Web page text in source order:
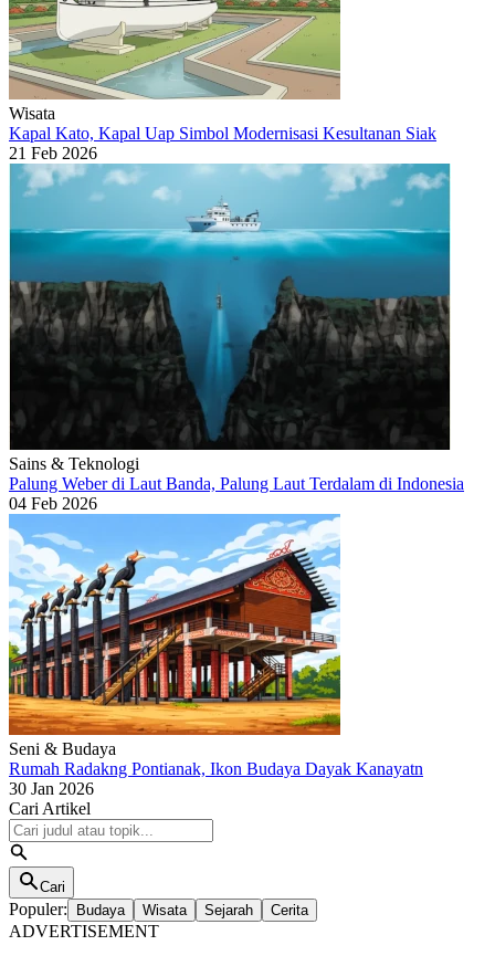
Wisata
Kapal Kato, Kapal Uap Simbol Modernisasi Kesultanan Siak
21 Feb 2026
Sains & Teknologi
Palung Weber di Laut Banda, Palung Laut Terdalam di Indonesia
04 Feb 2026
Seni & Budaya
Rumah Radakng Pontianak, Ikon Budaya Dayak Kanayatn
30 Jan 2026
Cari Artikel
Cari
Populer: Budaya Wisata Sejarah Cerita
ADVERTISEMENT